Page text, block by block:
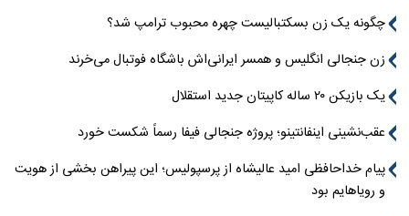
چگونه یک زن بسکتبالیست چهره محبوب ترامپ شد؟
زن جنجالی انگلیس و همسر ایرانی‌اش باشگاه فوتبال می‌خرند
یک بازیکن ۲۰ ساله کاپیتان جدید استقلال
عقب‌نشینی اینفانتینو؛ پروژه جنجالی فیفا رسماً شکست خورد
پیام خداحافظی امید عالیشاه از پرسپولیس؛ این پیراهن بخشی از هویت
و رویاهایم بود